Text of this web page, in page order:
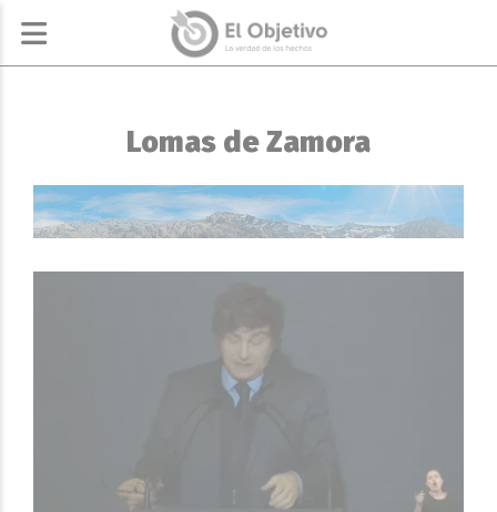
Lomas de Zamora